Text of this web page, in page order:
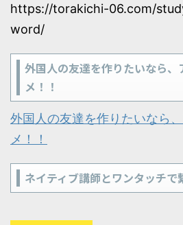
https://torakichi-06.com/
word/
外国人の友達を作りたいなら、
メ！！
外国人の友達を作りたいなら
メ！！
ネイティブ講師とワンタッチで